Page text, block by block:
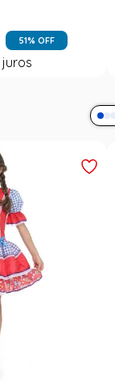
Adulto
Azul